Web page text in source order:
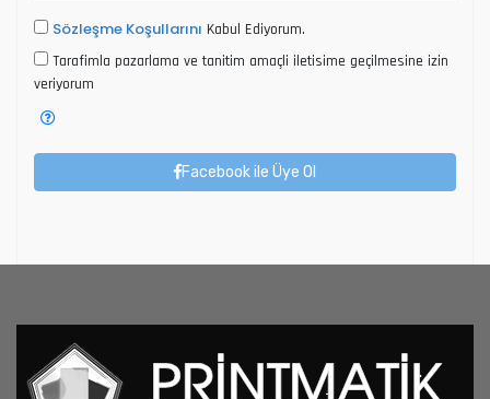
Sözleşme Koşullarını Kabul Ediyorum.
Tarafimla pazarlama ve tanitim amaçli iletisime geçilmesine izin
veriyorum
Facebook ile Üye Ol